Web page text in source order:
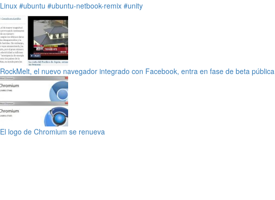
Linux #ubuntu #ubuntu-netbook-remix #unity
RockMelt, el nuevo navegador integrado con Facebook, entra en fase de beta pública
El logo de Chromium se renueva